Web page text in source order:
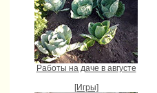
Работы на даче в августе
[Игры]